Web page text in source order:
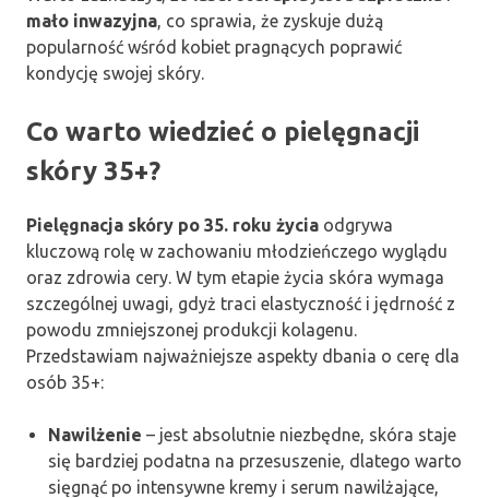
mało inwazyjna , co sprawia, że zyskuje dużą
popularność wśród kobiet pragnących poprawić
kondycję swojej skóry.
Co warto wiedzieć o pielęgnacji
skóry 35+?
Pielęgnacja skóry po 35. roku życia odgrywa
kluczową rolę w zachowaniu młodzieńczego wyglądu
oraz zdrowia cery. W tym etapie życia skóra wymaga
szczególnej uwagi, gdyż traci elastyczność i jędrność z
powodu zmniejszonej produkcji kolagenu.
Przedstawiam najważniejsze aspekty dbania o cerę dla
osób 35+:
Nawilżenie – jest absolutnie niezbędne, skóra staje
się bardziej podatna na przesuszenie, dlatego warto
sięgnąć po intensywne kremy i serum nawilżające,